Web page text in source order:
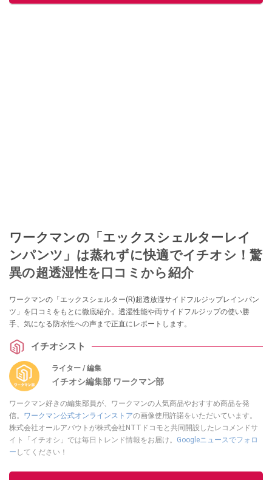
ワークマンの「エックスシェルターレイ
ンパンツ」は蒸れずに快適でイチオシ！驚
異の超透湿性を口コミから紹介
ワークマンの「エックスシェルター(R)超透放湿サイドフルジップレインパン
ツ」を口コミをもとに徹底紹介。透湿性能や両サイドフルジップの使い勝
手、気になる防水性への声まで正直にレポートします。
イチオシスト
ライター / 編集
イチオシ編集部 ワークマン部
ワークマン好きの編集部員が、ワークマンの人気商品やおすすめ商品を発
信。 ワークマン公式オンラインストアの画像使用許諾をいただいています。
株式会社オールアバウトが株式会社NTTドコモと共同開設したレコメンドサ
イト「イチオシ」では毎日トレンド情報をお届け。 Googleニュースでフォロ
ー してください！
このイチオシストの他の記事を読む